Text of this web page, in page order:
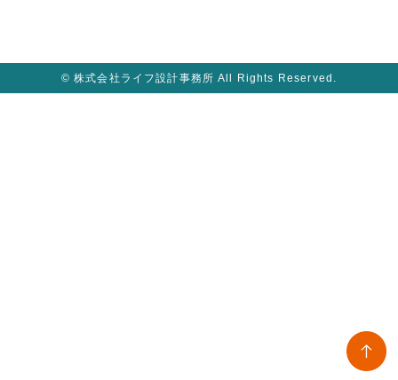
© 株式会社ライフ設計事務所 All Rights Reserved.